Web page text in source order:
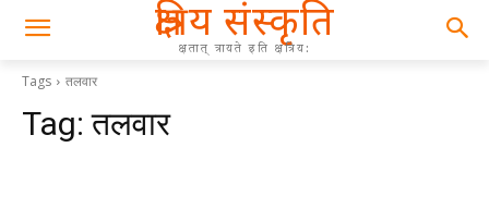
क्षत्रिय संस्कृति
क्षतात् त्रायते इति क्षत्रिय:
Tags तलवार
Tag:तलवार